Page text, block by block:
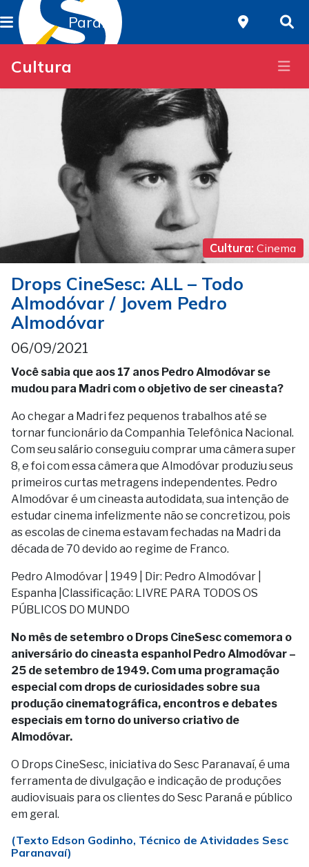
Paraná
Cultura
Cultura: Cinema
Drops CineSesc: ALL – Todo
Almodóvar / Jovem Pedro
Almodóvar
06/09/2021
Você sabia que aos 17 anos Pedro Almodóvar se
mudou para Madri com o objetivo de ser cineasta?
Ao chegar a Madri fez pequenos trabalhos até se
tornar funcionário da Companhia Telefônica Nacional.
Com seu salário conseguiu comprar uma câmera super
8, e foi com essa câmera que Almodóvar produziu seus
primeiros curtas metragens independentes. Pedro
Almodóvar é um cineasta autodidata, sua intenção de
estudar cinema infelizmente não se concretizou, pois
as escolas de cinema estavam fechadas na Madri da
década de 70 devido ao regime de Franco.
Pedro Almodóvar | 1949 | Dir: Pedro Almodóvar |
Espanha |Classificação: LIVRE PARA TODOS OS
PÚBLICOS DO MUNDO
No mês de setembro o Drops CineSesc comemora o
aniversário do cineasta espanhol Pedro Almodóvar –
25 de setembro de 1949. Com uma programação
especial com drops de curiosidades sobre sua
produção cinematográfica, encontros e debates
especiais em torno do universo criativo de
Almodóvar.
O Drops CineSesc, iniciativa do Sesc Paranavaí, é uma
ferramenta de divulgação e indicação de produções
audiovisuais para os clientes do Sesc Paraná e público
em geral.
(Texto Edson Godinho, Técnico de Atividades Sesc
Paranavaí)